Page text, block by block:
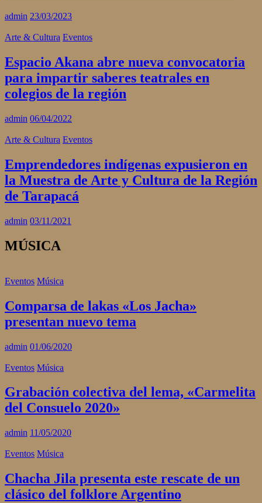
admin 23/03/2023
Arte & Cultura Eventos
Espacio Akana abre nueva convocatoria
para impartir saberes teatrales en
colegios de la región
admin 06/04/2022
Arte & Cultura Eventos
Emprendedores indígenas expusieron en
la Muestra de Arte y Cultura de la Región
de Tarapacá
admin 03/11/2021
MÚSICA
Eventos Música
Comparsa de lakas «Los Jacha»
presentan nuevo tema
admin 01/06/2020
Eventos Música
Grabación colectiva del lema, «Carmelita
del Consuelo 2020»
admin 11/05/2020
Eventos Música
Chacha Jila presenta este rescate de un
clásico del folklore Argentino